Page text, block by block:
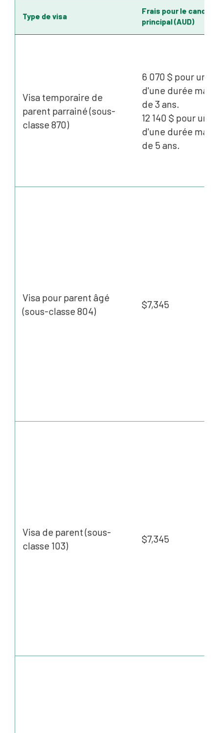
Type de visa
Frais pour le
principal (AUD)
Visa temporaire de
parent parrainé (sous-
classe 870)
6 070 $ pour un
d'une durée
de 3 ans.
12 140 $ pour un
d'une durée
de 5 ans.
Visa pour parent âgé
(sous-classe 804)
$7,345
Visa de parent (sous-
classe 103)
$7,345